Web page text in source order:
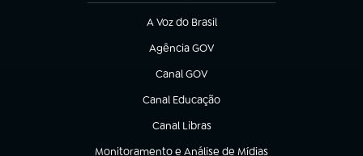
A Voz do Brasil
(abre em nova aba)
Agência GOV
(abre em nova aba)
Canal GOV
(abre em nova aba)
Canal Educação
(abre em nova aba)
Canal Libras
(abre em nova aba)
Monitoramento e Análise de Mídias